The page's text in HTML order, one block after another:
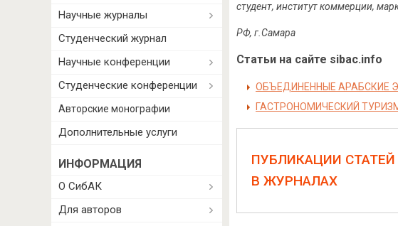
студент, институт коммерции,
РФ, г.Самара
Статьи на сайте sibac.info
ОБЪЕДИНЕННЫЕ АРАБСКИЕ
ГАСТРОНОМИЧЕСКИЙ
ПУБЛИКАЦИИ СТАТЕЙ
В ЖУРНАЛАХ
Научные журналы
Студенческий журнал
Научные конференции
Студенческие конференции
Авторские монографии
Дополнительные услуги
ИНФОРМАЦИЯ
О СибАК
Для авторов